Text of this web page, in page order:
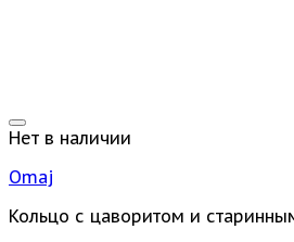
Нет в наличии
Omaj
Кольцо с цаворитом и